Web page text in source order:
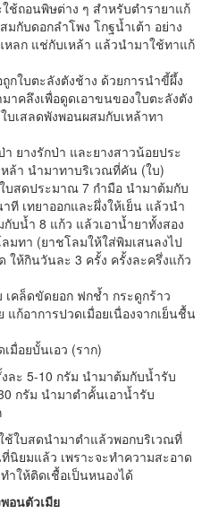
ช้ถอนพิษต่าง ๆ สำหรับตำรายาแก้
กับดอกลำโพง โกฐน้ำเต้า อย่าง
หลก แช่กับเหล้า แล้วนำมาใช้ทาแก้
กใบตะลังตังช้าง ด้วยการนำขี้ผึ้ง
คลึงเพื่อดูดเอาขนของใบตะลังตัง
บเสลดพังพอนผสมกับเหล้าทา
ยางรักป่า และยางสาวน้อยประ
ล้า นำมาทาบริเวณที่คัน (ใบ)
บสดประมาณ 7 กำมือ นำมาต้มกับ
ที เทยาออกและผึ่งให้เย็น แล้วนำ
บน้ำ 8 แก้ว แล้วเอาน้ำยาทั้งสอง
มทา (ยาชโลมให้ใส่พิมเสนลงไป
ให้กินวันละ 3 ครั้ง ครั้งละครึ่งแก้ว
คล็ดขัดยอก ฟกช้ำ กระดูกร้าว
ก้อาการปวดเมื่อยเนื่องจากเย็นชื้น
มื่อยบั้นเอว (ราก)
ละ 5-10 กรัม นำมาต้มกับน้ำรับ
กรัม นำมาตำคั้นเอาน้ำรับ
ช้ใบสดนำมาตำแล้วพอกบริเวณที่
นิยมแล้ว เพราะจะทำความสะอาด
ำให้ติดเชื้อเป็นหนองได้
อนตัวเมีย